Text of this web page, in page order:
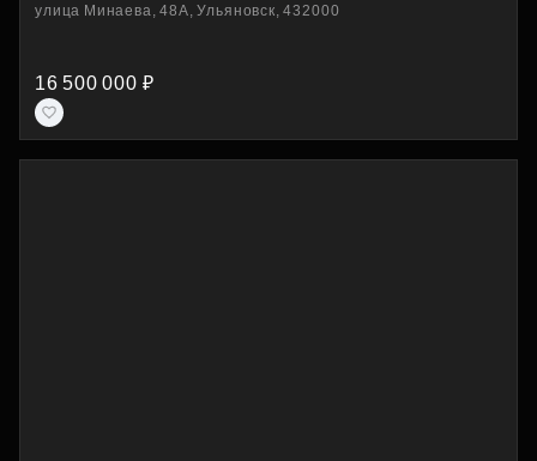
улица Минаева, 48А, Ульяновск, 432000
16 500 000 ₽